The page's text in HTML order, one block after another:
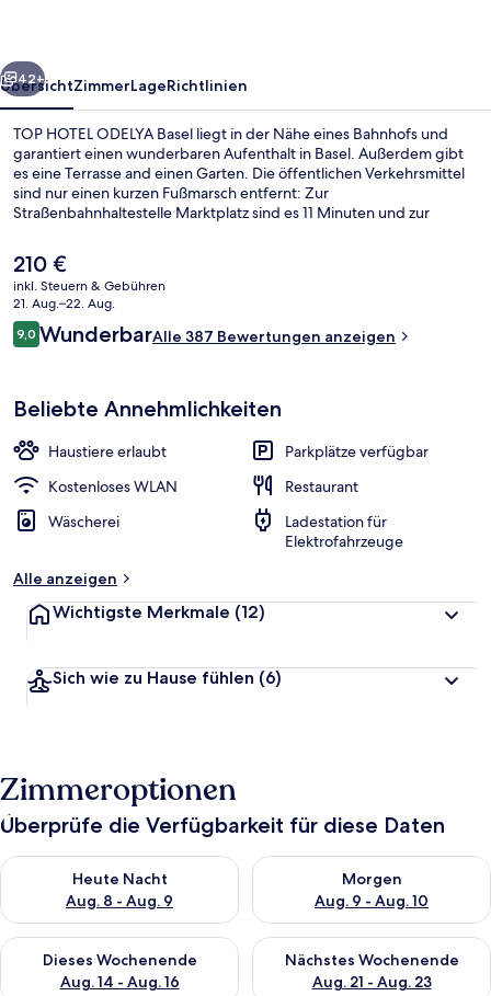
Weiter
42+
ÜbersichtZimmerLageRichtlinien
TOP HOTEL ODELYA Basel liegt in der Nähe eines Bahnhofs und
garantiert einen wunderbaren Aufenthalt in Basel. Außerdem gibt
es eine Terrasse and einen Garten. Die öffentlichen Verkehrsmittel
sind nur einen kurzen Fußmarsch entfernt: Zur
Straßenbahnhaltestelle Marktplatz sind es 11 Minuten und zur
Der
aktuelle
Preis
beträgt
210 €.
210 €
inkl. Steuern & Gebühren
21. Aug.–22. Aug.
Bewertungen
9,09,0 von 10.
WunderbarAlle 387 Bewertungen anzeigen
Beliebte Annehmlichkeiten
Haustiere erlaubt
Parkplätze verfügbar
Kostenloses WLAN
Restaurant
Wäscherei
Ladestation für
Elektrofahrzeuge
Alle anzeigen
Wichtigste Merkmale (12)
Sich wie zu Hause fühlen (6)
Zimmeroptionen
Überprüfe die Verfügbarkeit für diese Daten
Heute Nacht
Aug. 8 - Aug. 9
Überprüfe die Verfügbarkeit für heute Nacht, Aug. 8 - Aug. 9.
Morgen
Aug. 9 - Aug. 10
Überprüfe die Verfügbarkeit
Dieses Wochenende
Aug. 14 - Aug. 16
Überprüfe die Verfügbarkeit für dieses Wochenende, Aug. 14
Nächstes Wochenende
Aug. 21 - Aug. 23
Überprüfe die Verfügbarkeit